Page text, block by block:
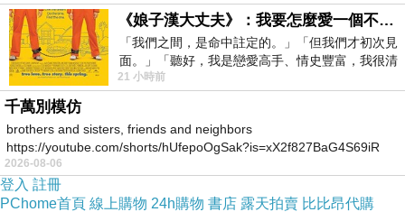
《娘子漢大丈夫》：我要怎麼愛一個不存在的人？
「我們之間，是命中註定的。」「但我們才初次見
面。」「聽好，我是戀愛高手、情史豐富，我很清
楚這種感覺，你我之間的那種感覺，現
21 小時前
千萬別模仿
brothers and sisters, friends and neighbors
https://youtube.com/shorts/hUfepoOgSak?is=xX2f827BaG4S69iR
https
2026-08-06
登入 註冊
PChome首頁 線上購物 24h購物 書店 露天拍賣 比比昂代購